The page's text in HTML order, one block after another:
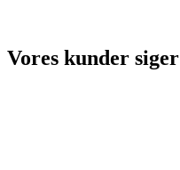
Vores kunder siger